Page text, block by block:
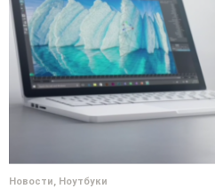
Новости, Ноутбуки